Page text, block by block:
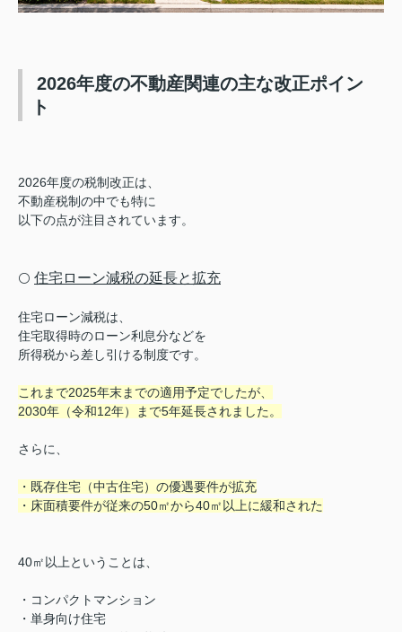
2026年度の不動産関連の主な改正ポイン
ト
2026年度の税制改正は、
不動産税制の中でも特に
以下の点が注目されています。
⚪️ 住宅ローン減税の延長と拡充
住宅ローン減税は、
住宅取得時のローン利息分などを
所得税から差し引ける制度です。
これまで2025年末までの適用予定でしたが、
2030年（令和12年）まで5年延長されました。
さらに、
・既存住宅（中古住宅）の優遇要件が拡充
・床面積要件が従来の50㎡から40㎡以上に緩和された
40㎡以上ということは、
・コンパクトマンション
・単身向け住宅